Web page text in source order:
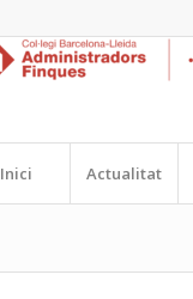
Inici Actualitat